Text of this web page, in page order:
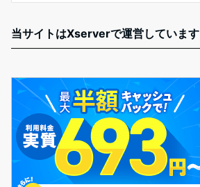
当サイトはXserverで運営しています